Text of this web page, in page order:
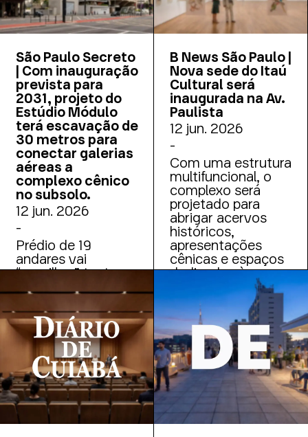
São Paulo Secreto
| Com inauguração
prevista para
2031, projeto do
Estúdio Módulo
terá escavação de
30 metros para
conectar galerias
aéreas a
complexo cênico
no subsolo.
12 jun. 2026
-
Prédio de 19
andares vai
“empilhar” teatros
Avenida Paulista,
com auditório
subterrâneo e
investimento de R$
49 milhões
B News São Paulo |
Nova sede do Itaú
Cultural será
inaugurada na Av.
Paulista
12 jun. 2026
-
Com uma estrutura
multifuncional, o
complexo será
projetado para
abrigar acervos
históricos,
apresentações
cênicas e espaços
dedicados à